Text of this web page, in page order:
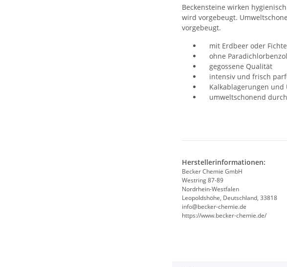
Beckensteine wirken
wird vorgebeugt.
vorgebeugt.
mit Erdbeer oder
ohne Paradichlorbenzol
gegossene Qualität
intensiv und frisch
Kalkablagerungen und
umweltschonend
Herstellerinformationen:
Becker Chemie GmbH
Westring 87-89
Nordrhein-Westfalen
Leopoldshöhe, Deutschland, 33818
info@becker-chemie.de
https://www.becker-chemie.de/